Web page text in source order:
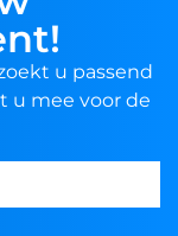
u passend
u mee voor de